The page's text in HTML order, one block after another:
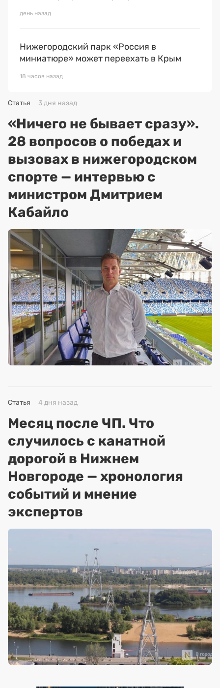
день назад
Нижегородский парк «Россия в
миниатюре» может переехать в Крым
18 часов назад
Статья 3 дня назад
«Ничего не бывает сразу».
28 вопросов о победах и
вызовах в нижегородском
спорте — интервью с
министром Дмитрием
Кабайло
Статья 4 дня назад
Месяц после ЧП. Что
случилось с канатной
дорогой в Нижнем
Новгороде — хронология
событий и мнение
экспертов